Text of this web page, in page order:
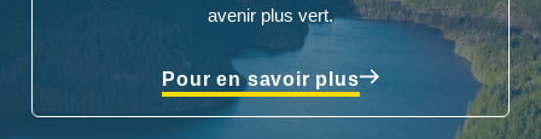
avenir plus vert.
Pour en savoir plus